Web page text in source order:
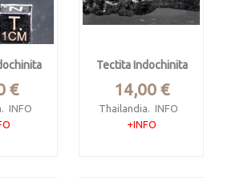
€
INFO
Tectita Indochinita
Precio
14,00 €
Thailandia. INFO
+INFO